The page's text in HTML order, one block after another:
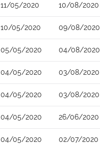
11/05/2020 10/08/2020
10/05/2020 09/08/2020
05/05/2020 04/08/2020
04/05/2020 03/08/2020
04/05/2020 03/08/2020
04/05/2020 26/06/2020
04/05/2020 02/07/2020